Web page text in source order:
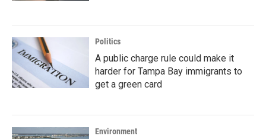
Politics
A public charge rule could make it
harder for Tampa Bay immigrants to
get a green card
Environment